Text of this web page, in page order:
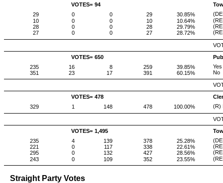
VOTES= 94
29
0 0 29 30.85%
10
0 0 10 10.64%
28
0 0 28 29.79%
27
0 0 27 28.72%
VOTES= 650
235
16 8 259 39.85%
Yes
351
23 17 391 60.15% No
VOTES= 478
329
1 148 478 100.00% (R)
VOTES= 1,495
235
4 139 378 25.28%
221
0 117 338 22.61%
295
0 132 427 28.56%
243
0 109 352 23.55%
Straight Party Votes